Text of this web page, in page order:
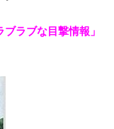
ブラブな目撃情報」